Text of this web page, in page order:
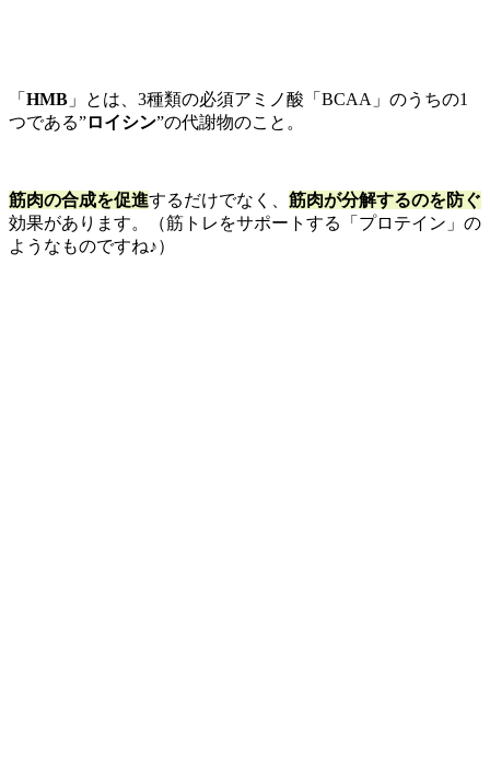
「 HMB 」とは、3種類の必須アミノ酸「 BCAA 」のうちの1
つである”ロイシン”の代謝物のこと。
筋肉の合成を促進するだけでなく、 筋肉が分解するのを防ぐ
効果があります。（筋トレ をサポートする「プロテイン」の
ようなものですね♪）